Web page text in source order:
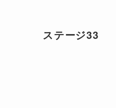
ステージ33